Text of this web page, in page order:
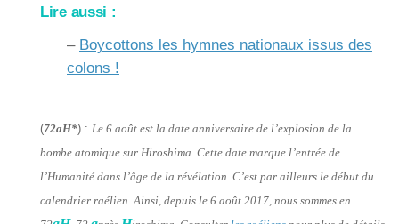
Lire aussi :
– Boycottons les hymnes nationaux issus des
colons !
(72aH*) : Le 6 août est la date anniversaire de l’explosion de la
bombe atomique sur Hiroshima. Cette date marque l’entrée de
l’Humanité dans l’âge de la révélation. C’est par ailleurs le début du
calendrier raélien. Ainsi, depuis le 6 août 2017, nous sommes en